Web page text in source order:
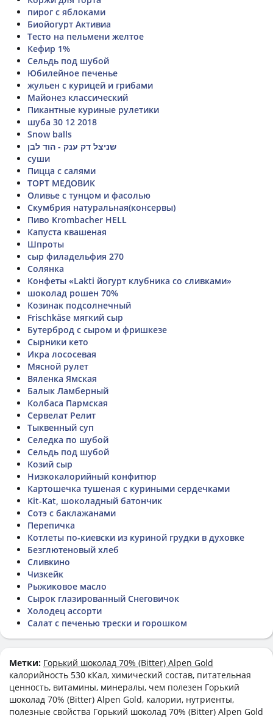
пирог с яблоками
Биойогурт Активиа
Тесто на пельмени желтое
Кефир 1%
Сельдь под шубой
Юбилейное печенье
жульен с курицей и грибами
Майонез классический
Пикантные куриные рулетики
шуба 30 12 2018
Snow balls
שניצל דק ענק - הוד לבן
суши
Пицца с салями
ТОРТ МЕДОВИК
Оливье с тунцом и фасолью
Скумбрия натуральная(консервы)
Пиво Krombacher HELL
Капуста квашеная
Шпроты
сыр филадельфия 270
Солянка
Конфеты «Lakti йогурт клубника со сливками»
шоколад рошен 70%
Козинак подсолнечный
Frischkäse мягкий сыр
Бутерброд с сыром и фришкезе
Сырники кето
Икра лососевая
Мясной рулет
Вяленка Ямская
Балык Ламберный
Колбаса Пармская
Сервелат Релит
Тыквенный суп
Селедка по шубой
Сельдь под шубой
Козий сыр
Низкокалорийный конфитюр
Картошечка тушеная с куриными сердечками
Kit-Kat, шоколадный батончик
Сотэ с баклажанами
Перепичка
Котлеты по-киевски из куриной грудки в духовке
Безглютеновый хлеб
Сливкино
Чизкейк
Рыжиковое масло
Сырок глазированный Снеговичок
Холодец ассорти
Салат с печенью трески и горошком
Метки: Горький шоколад 70% (Bitter) Alpen Gold
калорийность 530 кКал, химический состав, питательная
ценность, витамины, минералы, чем полезен Горький
шоколад 70% (Bitter) Alpen Gold, калории, нутриенты,
полезные свойства Горький шоколад 70% (Bitter) Alpen Gold